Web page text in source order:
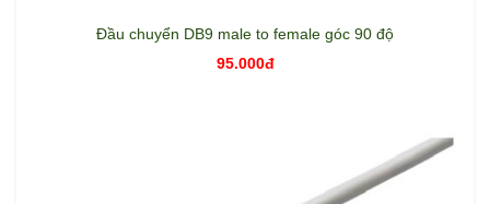
Đầu chuyển DB9 male to female góc 90 độ
95.000đ